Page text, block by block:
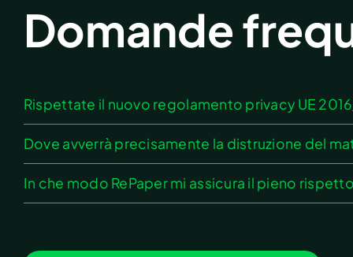
Domande
Rispettate il nuovo regolamento privacy UE
Dove avverrà precisamente la distruzione del
In che modo RePaper mi assicura il pieno